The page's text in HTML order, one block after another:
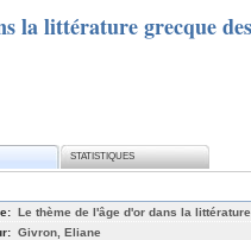
la littérature grecque
STATISTIQUES
Le thème de l'âge d'or dans la
Givron, Eliane